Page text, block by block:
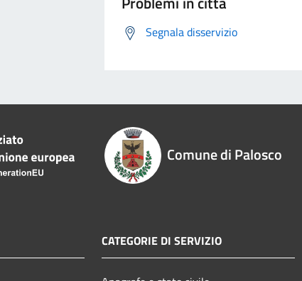
Segnala disservizio
Comune di Palosco
CATEGORIE DI SERVIZIO